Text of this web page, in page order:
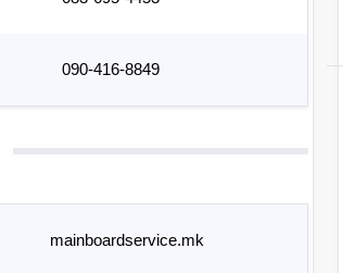
090-416-8849
mainboardservice.mk